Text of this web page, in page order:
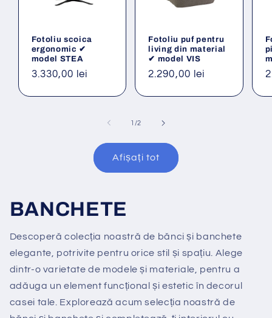
Fotoliu scoica
ergonomic ✔
model STEA
Preț
3.330,00 lei
Fotoliu puf pentru
living din material
✔ model VIS
Preț
2.290,00 lei
1 /din
2
Afișați tot
BANCHETE
Descoperă colecția noastră de bănci și banchete
elegante, potrivite pentru orice stil și spațiu. Alege
dintr-o varietate de modele și materiale, pentru a
adăuga un element funcțional și estetic în decorul
casei tale. Explorează acum selecția noastră de